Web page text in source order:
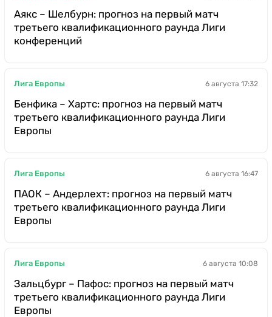
Аякс – Шелбурн: прогноз на первый матч
третьего квалификационного раунда Лиги
конференций
Лига Европы 6 августа 17:32
Бенфика – Хартс: прогноз на первый матч
третьего квалификационного раунда Лиги
Европы
Лига Европы 6 августа 16:47
ПАОК – Андерлехт: прогноз на первый матч
третьего квалификационного раунда Лиги
Европы
Лига Европы 6 августа 10:08
Зальцбург – Пафос: прогноз на первый матч
третьего квалификационного раунда Лиги
Европы